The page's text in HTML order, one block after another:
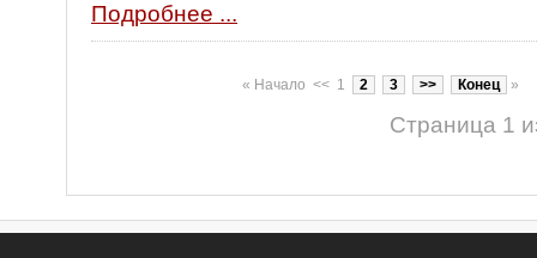
Подробнее ...
« Начало << 1 2 3 >> Конец »
Страница 1